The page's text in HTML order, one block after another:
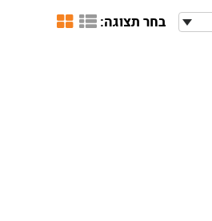
בחר תצוגה: